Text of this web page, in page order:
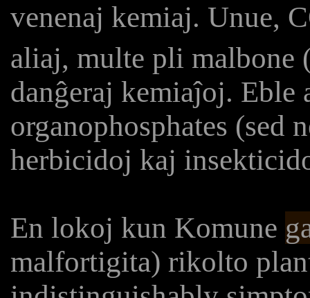
venenaj kemiaj. Unue,
aliaj, multe pli
danĝeraj kemiaĵoj.
organophosphates (sed
herbicidoj kaj
En lokoj kun Komune
malfortigita) rikolto